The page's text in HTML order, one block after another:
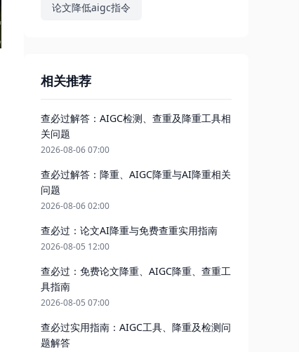
论文降低aigc指令
相关推荐
查必过解答：AIGC检测、查重及降重工具相
关问题
2026-08-06 07:00
查必过解答：降重、AIGC降重与AI降重相关
问题
2026-08-06 02:00
查必过：论文AI降重与免费查重实用指南
2026-08-05 12:00
查必过：免费论文降重、AIGC降重、查重工
具指南
2026-08-05 07:00
查必过实用指南：AIGC工具、降重及检测问
题解答